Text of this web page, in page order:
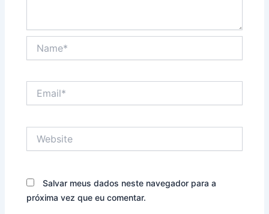
Salvar meus dados neste navegador para a
próxima vez que eu comentar.